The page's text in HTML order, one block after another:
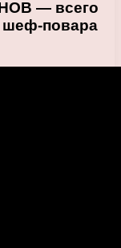
— всего
шеф-повара